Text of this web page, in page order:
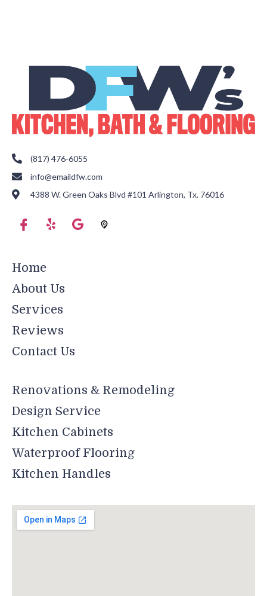
(817) 476-6055
info@emaildfw.com
4388 W. Green Oaks Blvd #101 Arlington, Tx. 76016
Home
About Us
Services
Reviews
Contact Us
Renovations & Remodeling
Design Service
Kitchen Cabinets
Waterproof Flooring
Kitchen Handles